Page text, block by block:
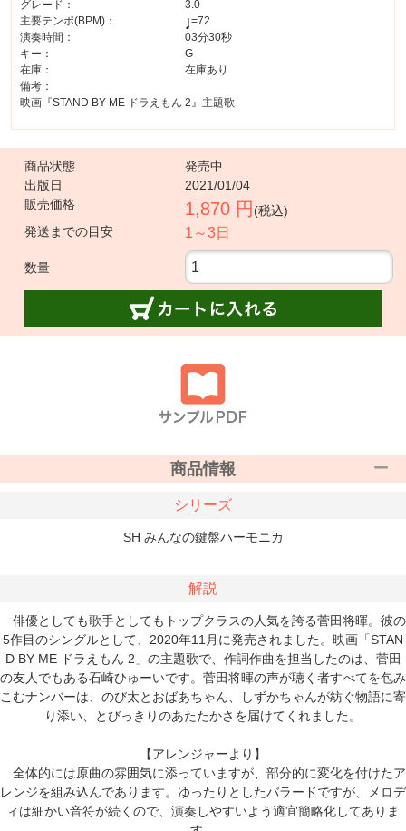
グレード：
3.0
主要テンポ(BPM)：
=72
演奏時間：
03分30秒
キー：
G
在庫：
在庫あり
備考：
映画『STAND BY ME ドラえもん 2』主題歌
商品状態
発売中
出版日
2021/01/04
販売価格
1,870 円 (税込)
発送までの目安
1～3日
数量
商品情報
シリーズ
SH みんなの鍵盤ハーモニカ
解説
俳優としても歌手としてもトップクラスの人気を誇る菅田将暉。彼の
5作目のシングルとして、2020年11月に発売されました。映画「STAN
D BY ME ドラえもん 2」の主題歌で、作詞作曲を担当したのは、菅田
の友人でもある石崎ひゅーいです。菅田将暉の声が聴く者すべてを包み
こむナンバーは、のび太とおばあちゃん、しずかちゃんが紡ぐ物語に寄
り添い、とびっきりのあたたかさを届けてくれました。
【アレンジャーより】
全体的には原曲の雰囲気に添っていますが、部分的に変化を付けたア
レンジを組み込んであります。ゆったりとしたバラードですが、メロデ
ィは細かい音符が続くので、演奏しやすいよう適宜簡略化してありま